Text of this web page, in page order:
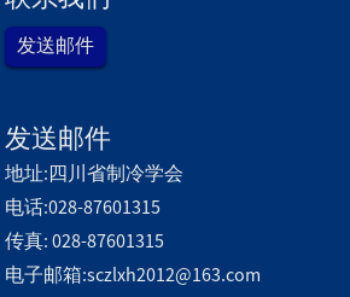
发送邮件
发送邮件
地址:四川省制冷学会
电话:028-87601315
传真: 028-87601315
电子邮箱:sczlxh2012@163.com